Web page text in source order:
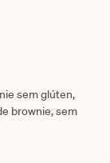
sem glúten,
brownie, sem